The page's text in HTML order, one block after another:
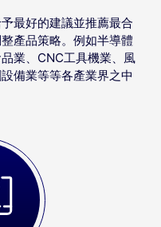
最好的建議並推薦最合
產品策略。例如半導體
業、CNC工具機業、風
備業等等各產業界之中